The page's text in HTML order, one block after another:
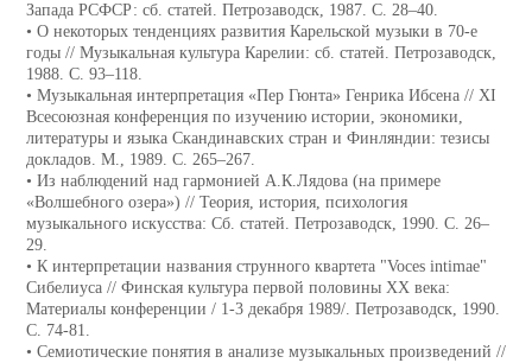
Запада РСФСР: сб. статей. Петрозаводск, 1987. С. 28–40.
• О некоторых тенденциях развития Карельской музыки в 70-е
годы // Музыкальная культура Карелии: сб. статей. Петрозаводск,
1988. С. 93–118.
• Музыкальная интерпретация «Пер Гюнта» Генрика Ибсена // XI
Всесоюзная конференция по изучению истории, экономики,
литературы и языка Скандинавских стран и Финляндии: тезисы
докладов. М., 1989. С. 265–267.
• Из наблюдений над гармонией А.К.Лядова (на примере
«Волшебного озера») // Теория, история, психология
музыкального искусства: Сб. статей. Петрозаводск, 1990. С. 26–
29.
• К интерпретации названия струнного квартета "Voces intimae"
Сибелиуса // Финская культура первой половины XX века:
Материалы конференции / 1-3 декабря 1989/. Петрозаводск, 1990.
С. 74-81.
• Семиотические понятия в анализе музыкальных произведений //